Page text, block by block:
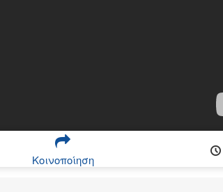
Κοινοποίηση